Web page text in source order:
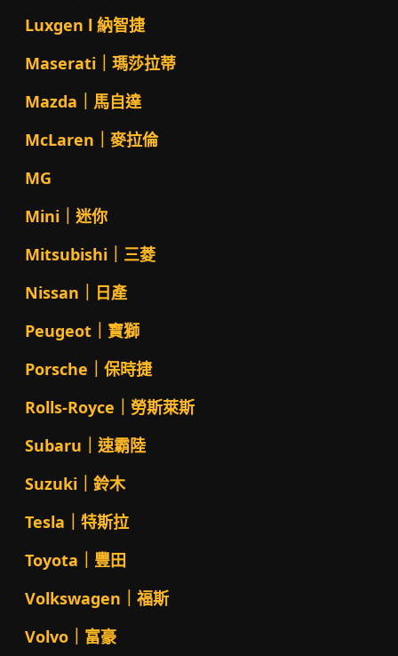
Luxgen l 納智捷
Maserati｜瑪莎拉蒂
Mazda｜馬自達
McLaren｜麥拉倫
MG
Mini｜迷你
Mitsubishi｜三菱
Nissan｜日產
Peugeot｜寶獅
Porsche｜保時捷
Rolls-Royce｜勞斯萊斯
Subaru｜速霸陸
Suzuki｜鈴木
Tesla｜特斯拉
Toyota｜豐田
Volkswagen｜福斯
Volvo｜富豪